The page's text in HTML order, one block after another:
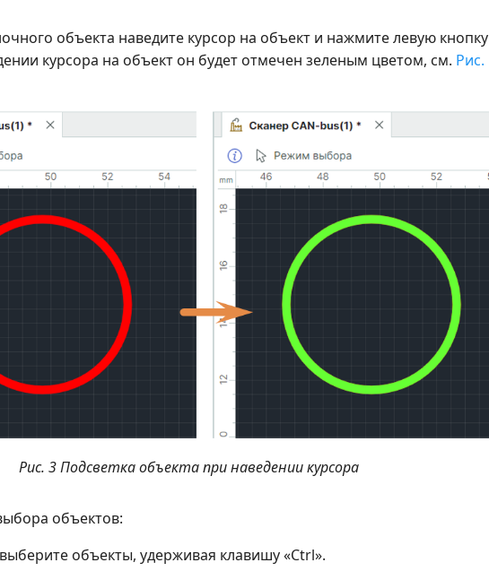
объекта наведите курсор на объект и нажмите левую кнопку
курсора на объект он будет отмечен зеленым цветом, см. Рис.
Рис. 3 Подсветка объекта при наведении курсора
объектов:
объекты, удерживая клавишу «Ctrl».